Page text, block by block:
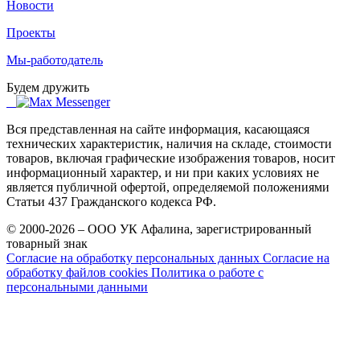
Новости
Проекты
Мы-работодатель
Будем дружить
Вся представленная на сайте информация, касающаяся
технических характеристик, наличия на складе, стоимости
товаров, включая графические изображения товаров, носит
информационный характер, и ни при каких условиях не
является публичной офертой, определяемой положениями
Статьи 437 Гражданского кодекса РФ.
© 2000-2026 – ООО УК Афалина, зарегистрированный
товарный знак
Согласие на обработку персональных данных Согласие на
обработку файлов cookies Политика о работе с
персональными данными